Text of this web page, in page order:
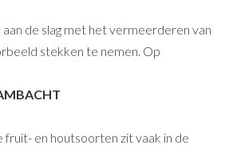
aan de slag met het vermeerderen van
stekken te nemen. Op
fruit- en houtsoorten zit vaak in de